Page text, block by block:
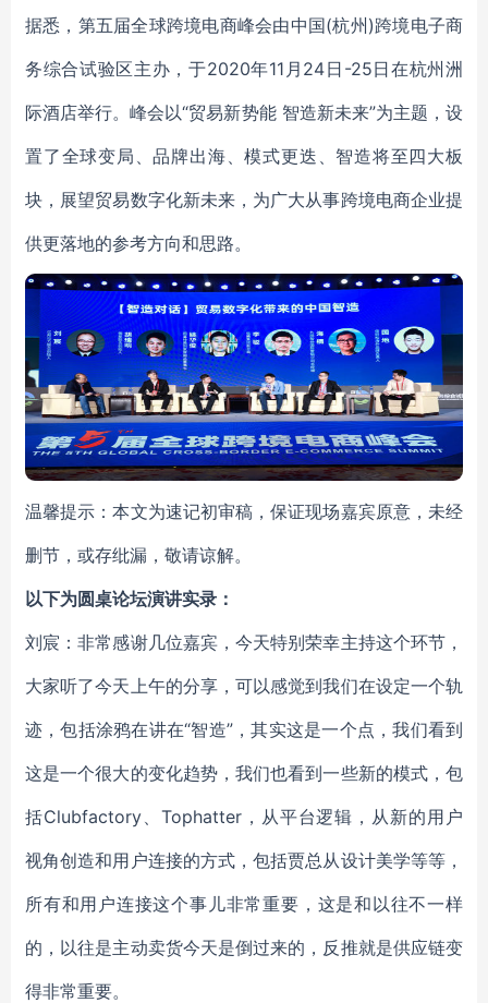
据悉，第五届全球跨境电商峰会由中国(杭州)跨境电子商
务综合试验区主办，于2020年11月24日-25日在杭州洲
际酒店举行。峰会以“贸易新势能 智造新未来”为主题，设
置了全球变局、品牌出海、模式更迭、智造将至四大板
块，展望贸易数字化新未来，为广大从事跨境电商企业提
供更落地的参考方向和思路。
温馨提示：本文为速记初审稿，保证现场嘉宾原意，未经
删节，或存纰漏，敬请谅解。
以下为圆桌论坛演讲实录：
刘宸：非常感谢几位嘉宾，今天特别荣幸主持这个环节，
大家听了今天上午的分享，可以感觉到我们在设定一个轨
迹，包括涂鸦在讲在“智造”，其实这是一个点，我们看到
这是一个很大的变化趋势，我们也看到一些新的模式，包
括Clubfactory、Tophatter，从平台逻辑，从新的用户
视角创造和用户连接的方式，包括贾总从设计美学等等，
所有和用户连接这个事儿非常重要，这是和以往不一样
的，以往是主动卖货今天是倒过来的，反推就是供应链变
得非常重要。